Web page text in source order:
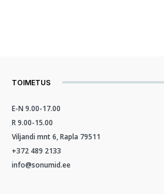
TOIMETUS
E-N 9.00-17.00
R 9.00-15.00
Viljandi mnt 6, Rapla 79511
+372 489 2133
info@sonumid.ee